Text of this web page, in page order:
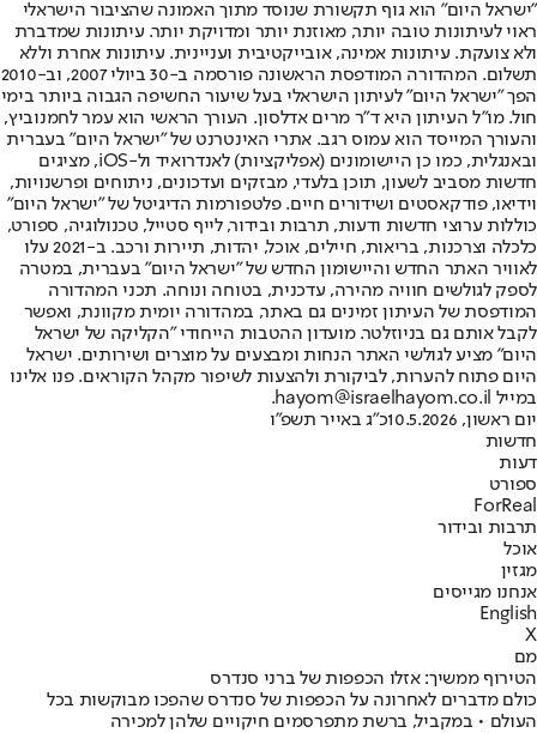
"ישראל היום" הוא גוף תקשורת שנוסד מתוך האמונה שהציבור הישראלי
ראוי לעיתונות טובה יותר, מאוזנת יותר ומדויקת יותר. עיתונות שמדברת
ולא צועקת. עיתונות אמינה, אובייקטיבית ועניינית. עיתונות אחרת וללא
תשלום. המהדורה המודפסת הראשונה פורסמה ב-30 ביולי 2007, וב-2010
הפך "ישראל היום" לעיתון הישראלי בעל שיעור החשיפה הגבוה ביותר בימי
חול. מו"ל העיתון היא ד"ר מרים אדלסון. העורך הראשי הוא עמר לחמנוביץ,
והעורך המייסד הוא עמוס רגב. אתרי האינטרנט של "ישראל היום" בעברית
ובאנגלית, כמו כן היישומונים (אפליקציות) לאנדרואיד ול-iOS, מציגים
חדשות מסביב לשעון, תוכן בלעדי, מבזקים ועדכונים, ניתוחים ופרשנויות,
וידיאו, פודקאסטים ושידורים חיים. פלטפורמות הדיגיטל של "ישראל היום"
כוללות ערוצי חדשות ודעות, תרבות ובידור, לייף סטייל, טכנולוגיה, ספורט,
כלכלה וצרכנות, בריאות, חיילים, אוכל, יהדות, תיירות ורכב. ב-2021 עלו
לאוויר האתר החדש והיישומון החדש של "ישראל היום" בעברית, במטרה
לספק לגולשים חוויה מהירה, עדכנית, בטוחה ונוחה. תכני המהדורה
המודפסת של העיתון זמינים גם באתר, במהדורה יומית מקוונת, ואפשר
לקבל אותם גם בניוזלטר. מועדון ההטבות הייחודי "הקליקה של ישראל
היום" מציע לגולשי האתר הנחות ומבצעים על מוצרים ושירותים. ישראל
היום פתוח להערות, לביקורת ולהצעות לשיפור מקהל הקוראים. פנו אלינו
במייל hayom@israelhayom.co.il.
יום ראשון, 10.5.2026
כ"ג באייר תשפ"ו
חדשות
דעות
ספורט
ForReal
תרבות ובידור
אוכל
מגזין
אנחנו מגייסים
English
X
מם
הטירוף ממשיך: אזלו הכפפות של ברני סנדרס
כולם מדברים לאחרונה על הכפפות של סנדרס שהפכו מבוקשות בכל
העולם • במקביל, ברשת מתפרסמים חיקויים שלהן למכירה